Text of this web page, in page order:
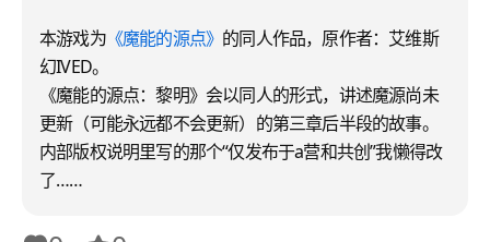
本游戏为《魔能的源点》 的同人作品，原作者：艾维斯
幻IVED。
《魔能的源点：黎明》会以同人的形式，讲述魔源尚未
更新（可能永远都不会更新）的第三章后半段的故事。
内部版权说明里写的那个“仅发布于a营和共创”我懒得改
了……